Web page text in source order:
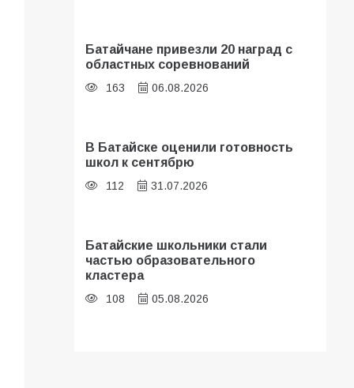
Батайчане привезли 20 наград с
областных соревнований
163 06.08.2026
В Батайске оценили готовность
школ к сентябрю
112 31.07.2026
Батайские школьники стали
частью образовательного
кластера
108 05.08.2026